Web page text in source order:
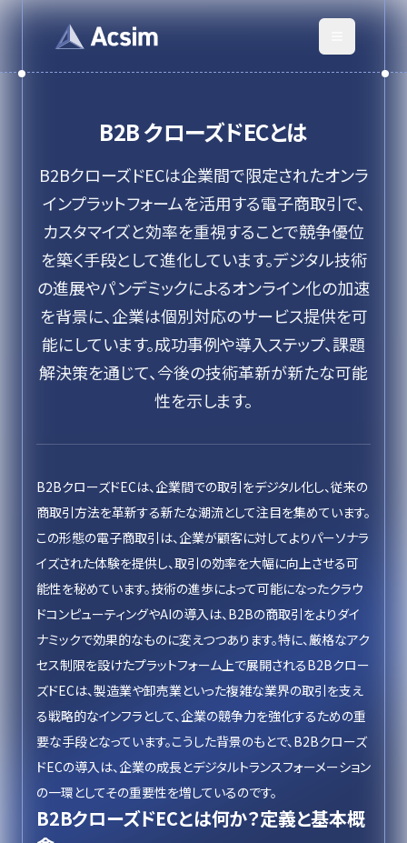
B2B クローズドECとは
B2BクローズドECは企業間で限定されたオンラ
インプラットフォームを活用する電子商取引で、
カスタマイズと効率を重視することで競争優位
を築く手段として進化しています。デジタル技術
の進展やパンデミックによるオンライン化の加速
を背景に、企業は個別対応のサービス提供を可
能にしています。成功事例や導入ステップ、課題
解決策を通じて、今後の技術革新が新たな可能
性を示します。
B2BクローズドECは、企業間での取引をデジタル化し、従来の
商取引方法を革新する新たな潮流として注目を集めています。
この形態の電子商取引は、企業が顧客に対してよりパーソナラ
イズされた体験を提供し、取引の効率を大幅に向上させる可
能性を秘めています。技術の進歩によって可能になったクラウ
ドコンピューティングやAIの導入は、B2Bの商取引をよりダイ
ナミックで効果的なものに変えつつあります。特に、厳格なアク
セス制限を設けたプラットフォーム上で展開されるB2Bクロー
ズドECは、製造業や卸売業といった複雑な業界の取引を支え
る戦略的なインフラとして、企業の競争力を強化するための重
要な手段となっています。こうした背景のもとで、B2Bクローズ
ドECの導入は、企業の成長とデジタルトランスフォーメーション
の一環としてその重要性を増しているのです。
B2BクローズドECとは何か？定義と基本概